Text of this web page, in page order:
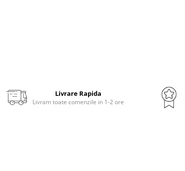
Livrare Rapida
Livram toate comenzile in 1-2 ore